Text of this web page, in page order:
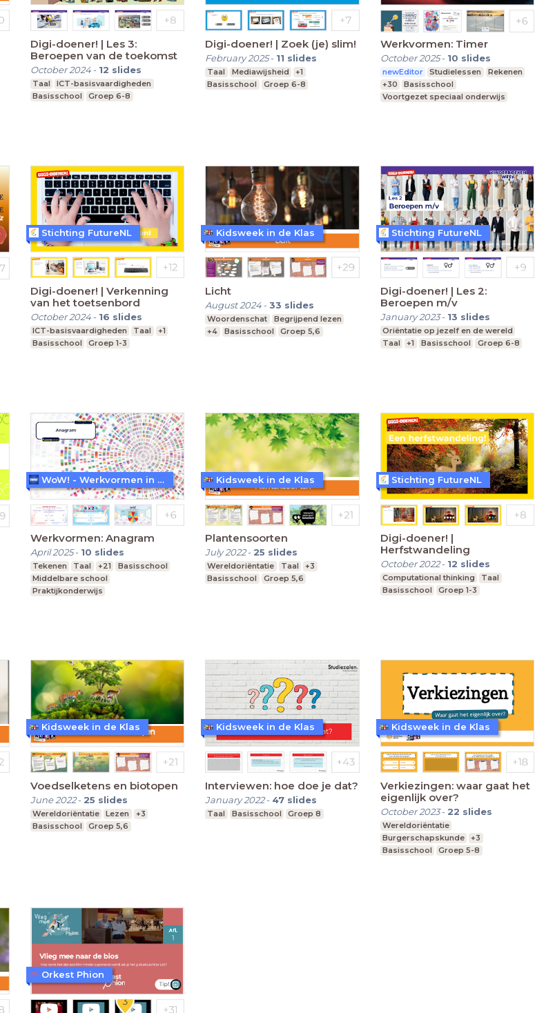
Digi-doener! | Les 3:
Beroepen van de toekomst
October 2024- 12 slides
Taal
ICT-basisvaardigheden
Basisschool
Groep 6-8
Digi-doener! | Zoek (je) slim!
February 2025- 11 slides
Taal Mediawijsheid
+1
Basisschool
Groep 6-8
Werkvormen: Timer
October 2025- 10 slides
newEditor Studielessen
Rekenen
+30
Basisschool
Voortgezet speciaal onderwijs
Digi-doener! | Verkenning
van het toetsenbord
October 2024- 16 slides
ICT-basisvaardigheden Taal
+1
Basisschool
Groep 1-3
Stichting FutureNL
Licht
August 2024-33 slides
Woordenschat
Begrijpend lezen
+4
Basisschool Groep 5,6
Kidsweek in de Klas
Digi-doener! | Les 2:
Beroepen m/v
January 2023- 13 slides
Oriëntatie op jezelf en de wereld
Taal
+1 Basisschool Groep 6-8
Stichting FutureNL
Werkvormen: Anagram
April 2025- 10 slides
Tekenen Taal +21
Basisschool
Middelbare school
Praktijkonderwijs
WoW! - Werkvormen in LessonUp
Plantensoorten
July 2022- 25 slides
Wereldoriëntatie Taal
+3
Basisschool
Groep 5,6
Kidsweek in de Klas
Digi-doener! |
Herfstwandeling
October 2022- 12 slides
Computational thinking
Taal
Basisschool
Groep 1-3
Stichting FutureNL
Voedselketens en biotopen
June 2022- 25 slides
Wereldoriëntatie Lezen
+3
Basisschool
Groep 5,6
Kidsweek in de Klas
Interviewen: hoe doe je dat?
January 2022- 47 slides
Taal Basisschool Groep 8
Kidsweek in de Klas
Verkiezingen: waar gaat het
eigenlijk over?
October 2023- 22 slides
Wereldoriëntatie
Burgerschapskunde
+3
Basisschool
Groep 5-8
Kidsweek in de Klas
Orkest Phion